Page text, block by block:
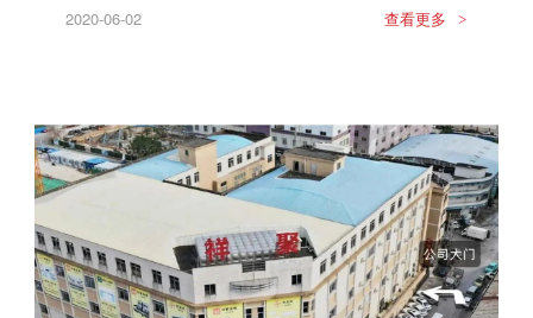
2020-06-02 查看更多 >